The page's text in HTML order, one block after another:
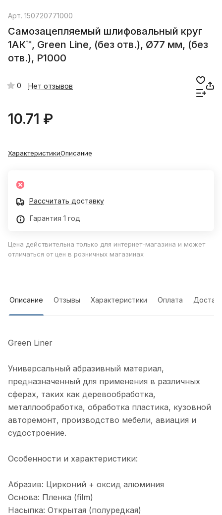
Арт. 150720771000
Самозацепляемый шлифовальный круг
1АК™, Green Line, (без отв.), Ø77 мм, (без
отв.), P1000
0 Нет отзывов
10.71 ₽
ХарактеристикиОписание
Рассчитать доставку
Гарантия 1 год
Цена действительна только для интернет-магазина и может
отличаться от цен в розничных магазинах
Описание Отзывы Характеристики Оплата
Green Liner
Универсальный абразивный материал,
предназначенный для применения в различных
сферах, таких как деревообработка,
металлообработка, обработка пластика, кузовной
авторемонт, производство мебели, авиация и
судостроение.
Особенности и характеристики:
Абразив: Цирконий + оксид алюминия
Основа: Пленка (film)
Насыпка: Открытая (полуредкая)